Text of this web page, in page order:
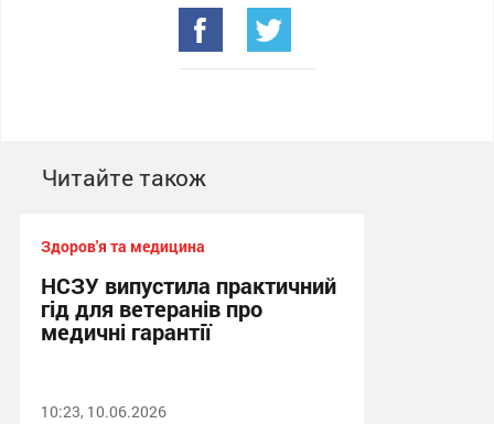
Читайте також
Здоров'я та медицина
НСЗУ випустила практичний
гід для ветеранів про
медичні гарантії
10:23, 10.06.2026